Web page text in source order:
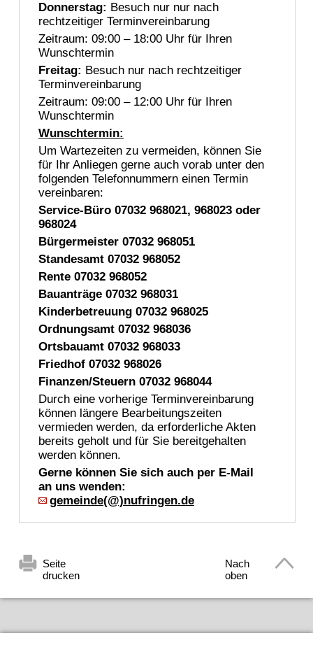
Donnerstag: Besuch nur nur nach
rechtzeitiger Terminvereinbarung
Zeitraum: 09:00 – 18:00 Uhr für Ihren
Wunschtermin
Freitag: Besuch nur nach rechtzeitiger
Terminvereinbarung
Zeitraum: 09:00 – 12:00 Uhr für Ihren
Wunschtermin
Wunschtermin:
Um Wartezeiten zu vermeiden, können Sie
für Ihr Anliegen gerne auch vorab unter den
folgenden Telefonnummern einen Termin
vereinbaren:
Service-Büro 07032 968021, 968023 oder
968024
Bürgermeister 07032 968051
Standesamt 07032 968052
Rente 07032 968052
Bauanträge 07032 968031
Kinderbetreuung 07032 968025
Ordnungsamt 07032 968036
Ortsbauamt 07032 968033
Friedhof 07032 968026
Finanzen/Steuern 07032 968044
Durch eine vorherige Terminvereinbarung
können längere Bearbeitungszeiten
vermieden werden, da erforderliche Akten
bereits geholt und für Sie bereitgehalten
werden können.
Gerne können Sie sich auch per E-Mail
an uns wenden:
gemeinde(@)nufringen.de
Seite
drucken
Nach
oben